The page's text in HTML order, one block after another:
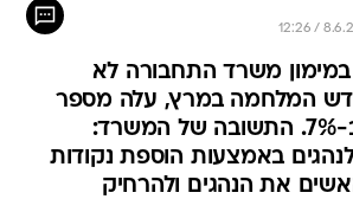
משרד התחבורה לא
המלחמה במרץ, עלה מספר
ההרוגים השנה ב-7%. התשובה של המשרד:
באמצעות הוספת נקודות
את הנהגים ולהרחיק